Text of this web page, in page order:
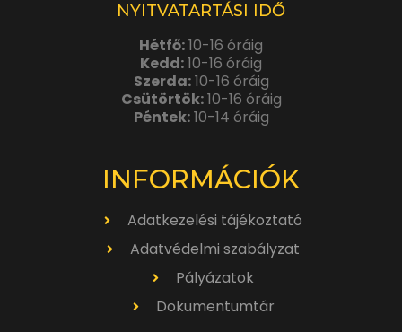
NYITVATARTÁSI IDŐ
Hétfő:10-16 óráig
Kedd:10-16 óráig
Szerda:10-16 óráig
Csütörtök:10-16 óráig
Péntek:10-14 óráig
INFORMÁCIÓK
Adatkezelési tájékoztató
Adatvédelmi szabályzat
Pályázatok
Dokumentumtár